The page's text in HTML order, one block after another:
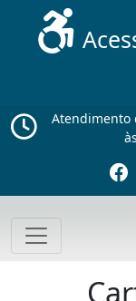
Atendimento